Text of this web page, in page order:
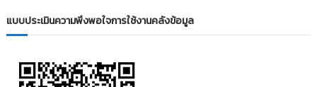
o
y
บุ
รี
แบบประเมินความพึงพอใจการใช้งานคลังข้อมูล